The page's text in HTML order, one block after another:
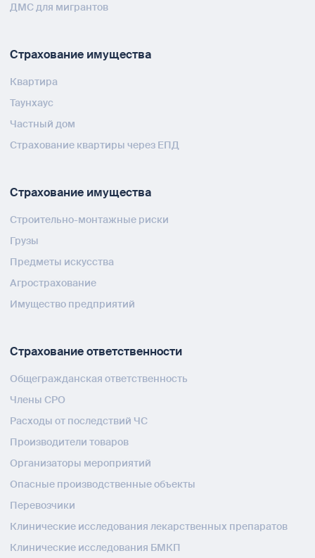
ДМС для мигрантов
Страхование имущества
Квартира
Таунхаус
Частный дом
Страхование квартиры через ЕПД
Страхование имущества
Строительно-монтажные риски
Грузы
Предметы искусства
Агрострахование
Имущество предприятий
Страхование ответственности
Общегражданская ответственность
Члены СРО
Расходы от последствий ЧС
Производители товаров
Организаторы мероприятий
Опасные производственные объекты
Перевозчики
Клинические исследования лекарственных препаратов
Клинические исследования БМКП